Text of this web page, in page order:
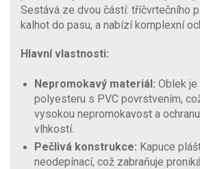
Sestává ze dvou částí: tříčvrtečního
kalhot do pasu, a nabízí komplexní
Hlavní vlastnosti:
Nepromokavý materiál: Oblek je
polyesteru s PVC povrstvením,
vysokou nepromokavost a
vlhkostí.
Pečlivá konstrukce: Kapuce
neodepínací, což zabraňuje